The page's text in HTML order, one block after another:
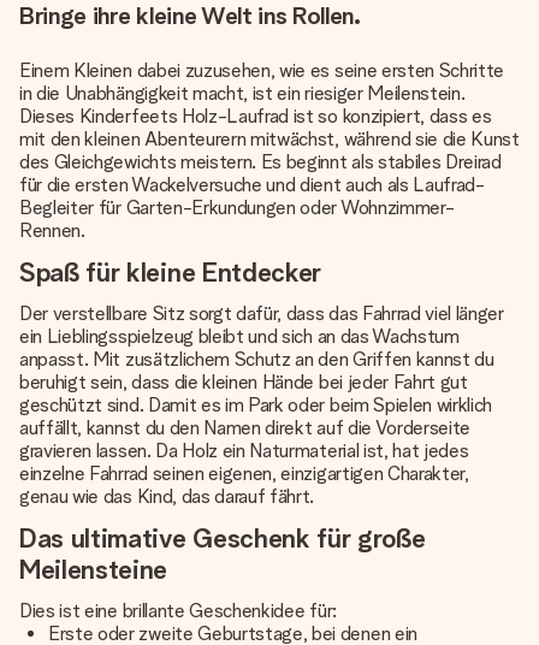
Bringe ihre kleine Welt ins Rollen.
Einem Kleinen dabei zuzusehen, wie es seine ersten Schritte
in die Unabhängigkeit macht, ist ein riesiger Meilenstein.
Dieses Kinderfeets Holz-Laufrad ist so konzipiert, dass es
mit den kleinen Abenteurern mitwächst, während sie die Kunst
des Gleichgewichts meistern. Es beginnt als stabiles Dreirad
für die ersten Wackelversuche und dient auch als Laufrad-
Begleiter für Garten-Erkundungen oder Wohnzimmer-
Rennen.
Spaß für kleine Entdecker
Der verstellbare Sitz sorgt dafür, dass das Fahrrad viel länger
ein Lieblingsspielzeug bleibt und sich an das Wachstum
anpasst. Mit zusätzlichem Schutz an den Griffen kannst du
beruhigt sein, dass die kleinen Hände bei jeder Fahrt gut
geschützt sind. Damit es im Park oder beim Spielen wirklich
auffällt, kannst du den Namen direkt auf die Vorderseite
gravieren lassen. Da Holz ein Naturmaterial ist, hat jedes
einzelne Fahrrad seinen eigenen, einzigartigen Charakter,
genau wie das Kind, das darauf fährt.
Das ultimative Geschenk für große
Meilensteine
Dies ist eine brillante Geschenkidee für:
Erste oder zweite Geburtstage, bei denen ein